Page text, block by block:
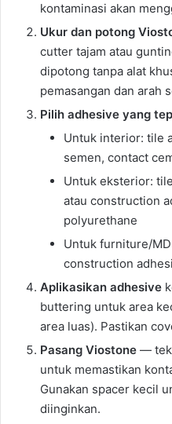
kontaminasi akan
Ukur dan potong
cutter tajam atau
dipotong tanpa alat
pemasangan dan arah
Pilih adhesive yang
Untuk interior: tile
semen, contact
Untuk eksterior:
atau construction
polyurethane
Untuk furniture/
construction
Aplikasikan adhesive
buttering untuk area
area luas). Pastikan
Pasang Viostone —
untuk memastikan
Gunakan spacer kecil
diinginkan.